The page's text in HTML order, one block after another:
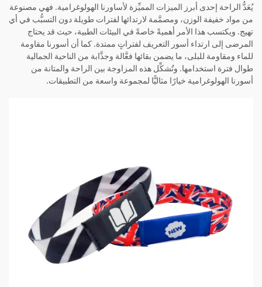
يُعَدُّ الراحة إحدى أبرز الميزات المميِّزة لأساورنا الهولوغرامية. فهي مصنوعة
من مواد خفيفة الوزن، ومصمَّمة لارتدائها لفترات طويلة دون التسبُّب في أي
تهيج. ويكتسب هذا الأمر أهميةً خاصةً في البيئات الطبية، حيث قد يحتاج
المرضى إلى ارتداء أسور التعريف لفتراتٍ ممتدة. كما أن أسورنا مقاومة
للماء ومقاومة للبلى، ما يضمن بقائها فعَّالة وجذَّابة من الناحية الجمالية
طوال فترة استخدامها. وتُشكِّل هذه المزاوجة بين الراحة والمتانة من
أسورنا الهولوغرامية خيارًا مثاليًّا لمجموعة واسعة من التطبيقات.